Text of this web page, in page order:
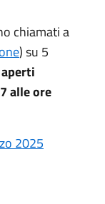
chiamati a
) su 5
alle ore
2025